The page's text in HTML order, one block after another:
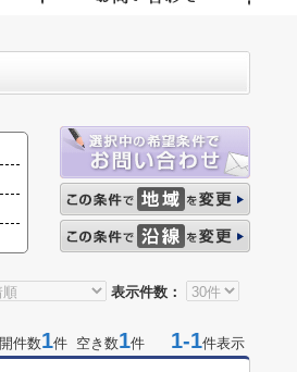
表示件数：
件数1件 空き数1件 1-1件表示